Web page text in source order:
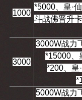
1000
*5000、皇·
斗战佛晋升
3000
3000W战力
*15000、
*200、皇
5000W战力